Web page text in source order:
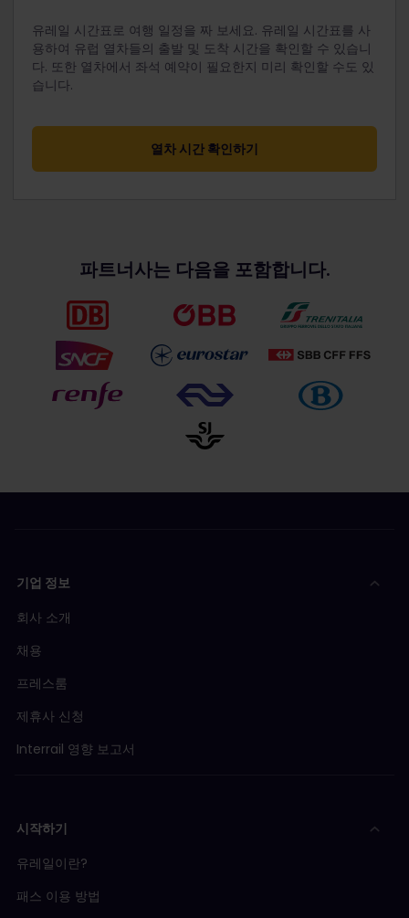
유레일 시간표로 여행 일정을 짜 보세요. 유레일 시간표를 사
용하여 유럽 열차들의 출발 및 도착 시간을 확인할 수 있습니
다. 또한 열차에서 좌석 예약이 필요한지 미리 확인할 수도 있
습니다.
열차 시간 확인하기
파트너사는 다음을 포함합니다.
기업 정보
회사 소개
채용
프레스룸
제휴사 신청
Interrail 영향 보고서
시작하기
유레일이란?
패스 이용 방법